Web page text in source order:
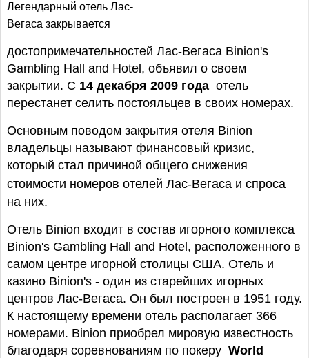
Легендарный отель Лас-
Вегаса закрывается
достопримечательностей Лас-Вегаса Binion's
Gambling Hall and Hotel, объявил о своем
закрытии. С 14 декабря 2009 года отель
перестанет селить постояльцев в своих номерах.
Основным поводом закрытия отеля Binion
владельцы называют финансовый кризис,
который стал причиной общего снижения
стоимости номеров отелей Лас-Вегаса и спроса
на них.
Отель Binion входит в состав игорного комплекса
Binion's Gambling Hall and Hotel, расположенного в
самом центре игорной столицы США. Отель и
казино Binion's - один из старейших игорных
центров Лас-Вегаса. Он был построен в 1951 году.
К настоящему времени отель располагает 366
номерами. Binion приобрел мировую известность
благодаря соревнованиям по покеру World